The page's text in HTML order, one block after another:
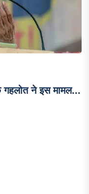
ने इस मामल...